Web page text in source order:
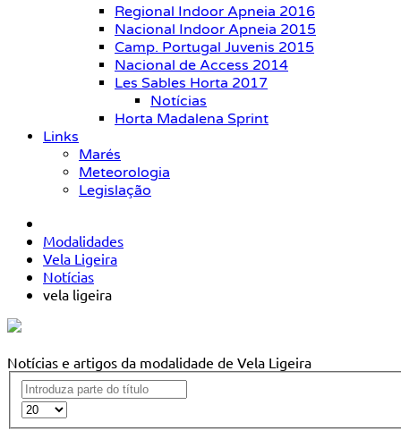
Regional Indoor Apneia 2016
Nacional Indoor Apneia 2015
Camp. Portugal Juvenis 2015
Nacional de Access 2014
Les Sables Horta 2017
Notícias
Horta Madalena Sprint
Links
Marés
Meteorologia
Legislação
Modalidades
Vela Ligeira
Notícias
vela ligeira
Notícias e artigos da modalidade de Vela Ligeira